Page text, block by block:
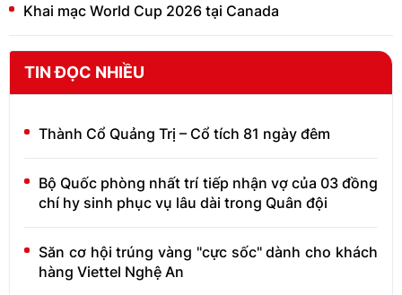
Khai mạc World Cup 2026 tại Canada
TIN ĐỌC NHIỀU
Thành Cổ Quảng Trị – Cổ tích 81 ngày đêm
Bộ Quốc phòng nhất trí tiếp nhận vợ của 03 đồng
chí hy sinh phục vụ lâu dài trong Quân đội
Săn cơ hội trúng vàng "cực sốc" dành cho khách
hàng Viettel Nghệ An